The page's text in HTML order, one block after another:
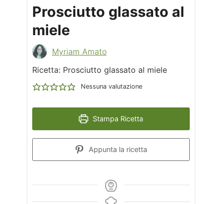
Prosciutto glassato al
miele
Myriam Amato
Ricetta: Prosciutto glassato al miele
Nessuna valutazione
Stampa Ricetta
Appunta la ricetta